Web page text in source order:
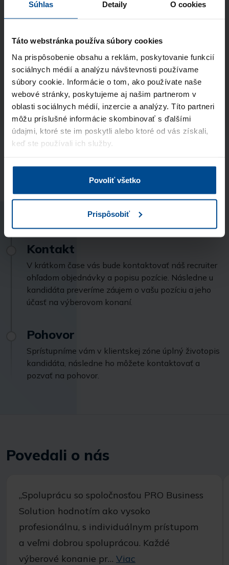
Súhlas Detaily O cookies
Táto webstránka používa súbory cookies
Na prispôsobenie obsahu a reklám, poskytovanie funkcií
sociálnych médií a analýzu návštevnosti používame
súbory cookie. Informácie o tom, ako používate naše
webové stránky, poskytujeme aj našim partnerom v
oblasti sociálnych médií, inzercie a analýzy. Títo partneri
môžu príslušné informácie skombinovať s ďalšími
údajmi, ktoré ste im poskytli alebo ktoré od vás získali,
keď ste používali ich služby.
Povoliť všetko
Prispôsobiť
Súhlasím so spracúvaním
zásadami ochrany osobných údajov
Odoslať
Stránka je chránená pomocou Google reCaptcha
Vyplňte formulár
Vyberte si balík podľa počtu kandidátov, ktorých
chcete kontaktovať, a pošlite nám svoje kontaktné
údaje. Po odoslaní vám príde notifikácia s
Kontakt
V krátkom čase vás bude kontaktovať náš recruiter
ohľadom objednávky a popisu pozície. Následne u
kandidáta preveríme záujem o vašu pozíciu a jeho
účasť na výberovom konaní.
Pohovor
Sprístupníme vám v klientskej zóne úplný životopis
kandidáta, následne ho môžete kontaktovať a
pozvať na pohovor.
Povedali o nás
,,Spoluprácu so spoločnosťou PRO Business
Solution hodnotím ako vysoko
profesionálnu, s individuálnym prístupom
a veľmi dobrou spoluprácou. Každé
výberové konanie pr… Viac